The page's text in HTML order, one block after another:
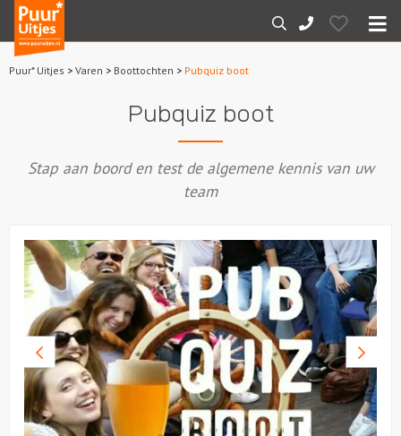
Puur*
Uitjes
Zoeken
088-
7887000
Hearts
Arrangementen
Dagarrangementen
Varen
Boottochten
Losse boothuur
Sport en spel
Puur* Uitjes > Varen > Boottochten > Pubquiz boot
Pubquiz boot
Stap aan boord en test de algemene kennis van uw
team
Vorige
foto
foto